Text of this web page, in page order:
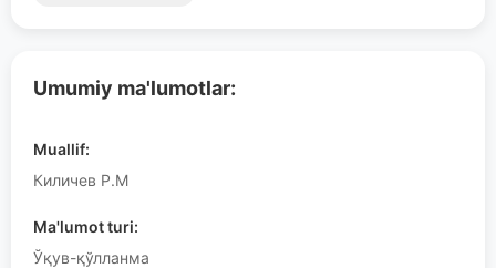
Umumiy ma'lumotlar:
Muallif:
Киличев Р.М
Ma'lumot turi:
Ўқув-қўлланма